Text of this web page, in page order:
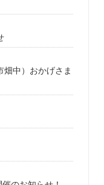
畑中）おかげさま